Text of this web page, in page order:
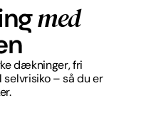
med
dækninger, fri
– så du er